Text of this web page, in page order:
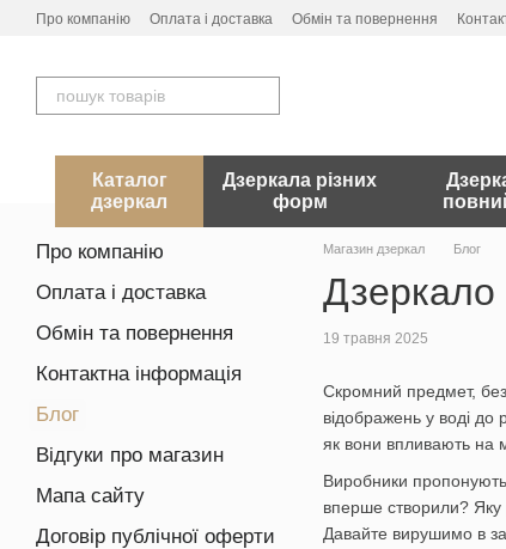
Перейти до основного контенту
Про компанію Оплата і доставка Обмін та повернення
Каталог
дзеркал
Дзеркала різних
форм
Магазин дзеркал Блог
Дзеркало
19 травня 2025
Скромний предмет,
відображень у воді до
як вони впливають на
Виробники
вперше створили? Яку
Давайте вирушимо в
Про компанію
Оплата і доставка
Обмін та повернення
Контактна інформація
Блог
Відгуки про магазин
Мапа сайту
Договір публічної оферти